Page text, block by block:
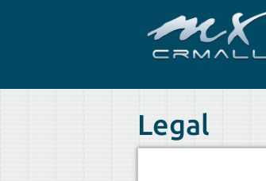
Legal